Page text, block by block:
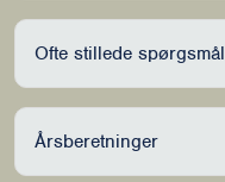
Ofte stillede spørgsmål
Årsberetninger